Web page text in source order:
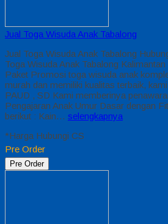
Jual Toga Wisuda Anak Tabalong
Jual Toga Wisuda Anak Tabalong
Toga Wisuda Anak Tabalong
Paket Promosi toga wisuda anak
murah dan memiliki kualitas terbaik,
PAUD , SD Kami memberinya
Pengajaran Anak Umur Dasar dengan
berikut : Kain… selengkapnya
*Harga Hubungi CS
Pre Order
Pre Order